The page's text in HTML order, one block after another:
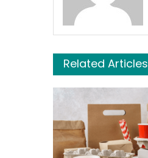
Related Articles